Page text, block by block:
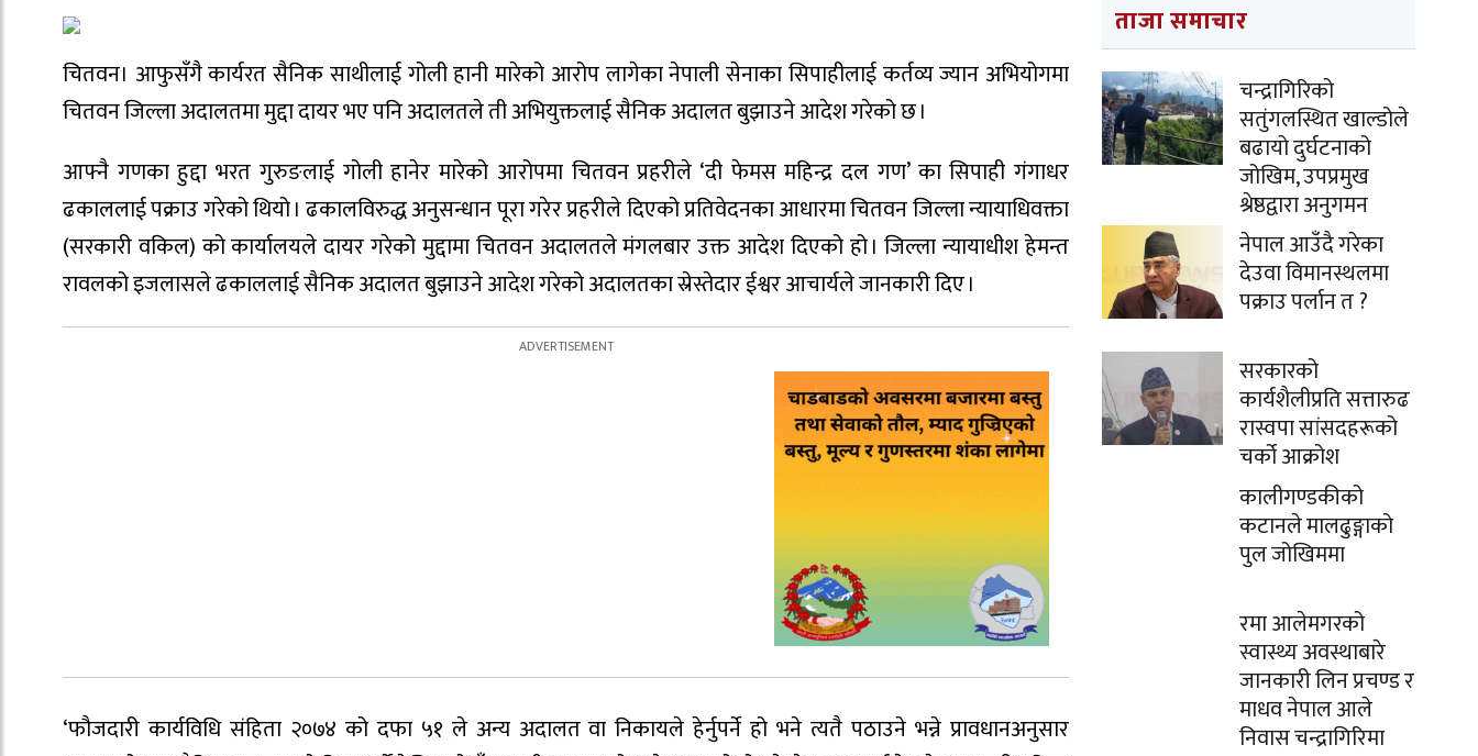
चितवन। आफुसँगै कार्यरत सैनिक साथीलाई गोली हानी मारेको आरोप लागेका नेपाली सेनाका सिपाहीलाई कर्तव्य ज्यान अभियोगमा
चितवन जिल्ला अदालतमा मुद्दा दायर भए पनि अदालतले ती अभियुक्तलाई सैनिक अदालत बुझाउने आदेश गरेको छ ।
आफ्नै गणका हुद्दा भरत गुरुङलाई गोली हानेर मारेको आरोपमा चितवन प्रहरीले ‘दी फेमस महिन्द्र दल गण’ का सिपाही गंगाधर
ढकाललाई पक्राउ गरेको थियो । ढकालविरुद्ध अनुसन्धान पूरा गरेर प्रहरीले दिएको प्रतिवेदनका आधारमा चितवन जिल्ला न्यायाधिवक्ता
(सरकारी वकिल) को कार्यालयले दायर गरेको मुद्दामा चितवन अदालतले मंगलबार उक्त आदेश दिएको हो । जिल्ला न्यायाधीश हेमन्त
रावलको इजलासले ढकाललाई सैनिक अदालत बुझाउने आदेश गरेको अदालतका स्रेस्तेदार ईश्वर आचार्यले जानकारी दिए ।
‘फौजदारी कार्यविधि संहिता २०७४ को दफा ५१ ले अन्य अदालत वा निकायले हेर्नुपर्ने हो भने त्यतै पठाउने भन्ने प्रावधानअनुसार
ताजा समाचार
चन्द्रागिरिको
सतुंगलस्थित खाल्डोले
बढायो दुर्घटनाको
जोखिम, उपप्रमुख
श्रेष्ठद्वारा अनुगमन
नेपाल आउँदै गरेका
देउवा विमानस्थलमा
पक्राउ पर्लान त ?
सरकारको
कार्यशैलीप्रति सत्तारुढ
रास्वपा सांसदहरूको
चर्को आक्रोश
कालीगण्डकीको
कटानले मालढुङ्गाको
पुल जोखिममा
रमा आलेमगरको
स्वास्थ्य अवस्थाबारे
जानकारी लिन प्रचण्ड र
माधव नेपाल आले
निवास चन्द्रागिरिमा